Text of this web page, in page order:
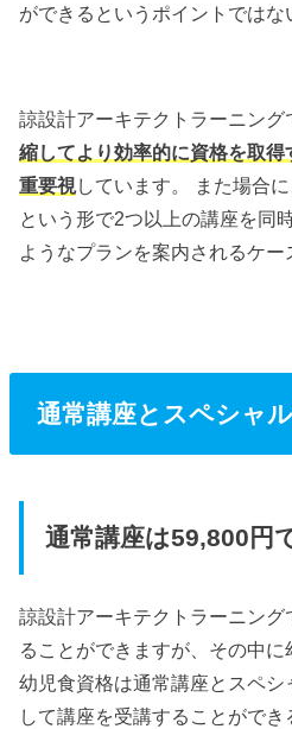
ができるというポイントではな
諒設計アーキテクトラーニング
縮してより効率的に資格を取
重要視しています。 また場合
という形で2つ以上の講座を同
ようなプランを案内されるケー
通常講座とスペシャ
通常講座は59,800円
諒設計アーキテクトラーニン
ることができますが、その中に
幼児食資格は通常講座とスペ
して講座を受講することができ